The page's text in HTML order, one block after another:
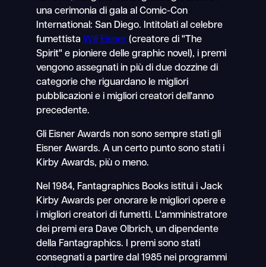
una cerimonia di gala al Comic-Con
International: San Diego. Intitolati al celebre
fumettistaWill Eisner (creatore di "The
Spirit" e pioniere delle graphic novel), i premi
vengono assegnati in più di due dozzine di
categorie che riguardano le migliori
pubblicazioni e i migliori creatori dell'anno
precedente.
Gli Eisner Awards non sono sempre stati gli
Eisner Awards. A un certo punto sono stati i
Kirby Awards, più o meno.
Nel 1984, Fantagraphics Books istituì i Jack
Kirby Awards per onorare le migliori opere e
i migliori creatori di fumetti. L'amministratore
dei premi era Dave Olbrich, un dipendente
della Fantagraphics. I premi sono stati
consegnati a partire dal 1985 nei programmi